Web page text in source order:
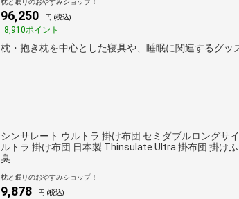
枕と眠りのおやすみショップ！
96,250 円 (税込)
8,910ポイント
枕・抱き枕を中心とした寝具や、睡眠に関連するグッ
シンサレート ウルトラ 掛け布団 セミダブルロングサ
ルトラ 掛け布団 日本製 Thinsulate Ultra 掛布団 掛け
臭
枕と眠りのおやすみショップ！
9,878 円 (税込)